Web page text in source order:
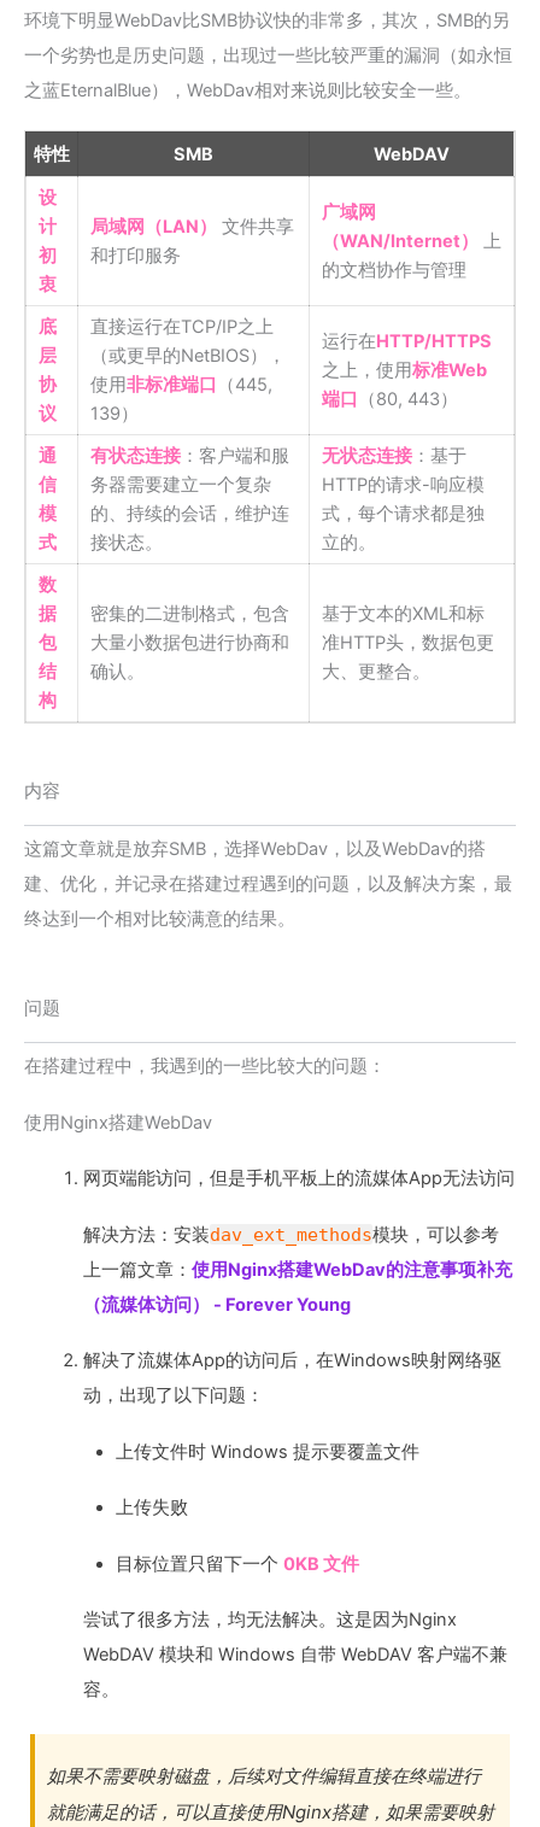
环境下明显WebDav比SMB协议快的非常多，其次，SMB的另
一个劣势也是历史问题，出现过一些比较严重的漏洞（如永恒
之蓝EternalBlue），WebDav相对来说则比较安全一些。
特性 SMB
WebDAV
设
计
初
衷
局域网（LAN）
文件共享
和打印服务
广域网
（WAN/Internet）
上
的文档协作与管理
底
层
协
议
直接运行在TCP/IP之上
（或更早的NetBIOS），
使用非标准端口
（445,
139）
运行在HTTP/HTTPS
之上，使用标准Web
端口
（80, 443）
通
信
模
式
有状态连接 ：客户端和服
务器需要建立一个复杂
的、持续的会话，维护连
接状态。
无状态连接 ：基于
HTTP的请求-响应模
式，每个请求都是独
立的。
数
据
包
结
构
密集的二进制格式，包含
大量小数据包进行协商和
确认。
基于文本的XML和标
准HTTP头，数据包更
大、更整合。
内容
这篇文章就是放弃SMB，选择WebDav，以及WebDav的搭
建、优化，并记录在搭建过程遇到的问题，以及解决方案，最
终达到一个相对比较满意的结果。
问题
在搭建过程中，我遇到的一些比较大的问题：
使用Nginx搭建WebDav
网页端能访问，但是手机平板上的流媒体App无法访问
解决方法：安装dav_ext_methods模块，可以参考
上一篇文章： 使用Nginx搭建WebDav的注意事项补充
（流媒体访问） - Forever Young
解决了流媒体App的访问后，在Windows映射网络驱
动，出现了以下问题：
上传文件时 Windows 提示要覆盖文件
上传失败
目标位置只留下一个 0KB 文件
尝试了很多方法，均无法解决。这是因为Nginx
WebDAV 模块和 Windows 自带 WebDAV 客户端不兼
容。
如果不需要映射磁盘，后续对文件编辑直接在终端进行
就能满足的话，可以直接使用Nginx搭建，如果需要映射